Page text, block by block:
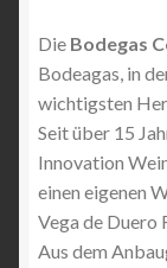
Die Bodegas
Bodeagas, in
wichtigsten
Seit über 15
Innovation
einen eigenen
Vega de Duero
Aus dem